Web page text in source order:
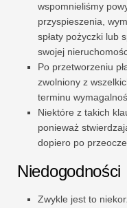
wspomnieliśmy
przyspieszenia,
spłaty pożyczki lub
swojej
Po przetworzeniu
zwolniony z
terminu
Niektóre z takich
ponieważ
dopiero po
Niedogodności
Zwykle jest to